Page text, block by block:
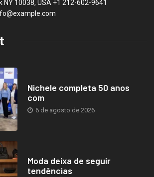
NY 10038, USA +1 212-602-9641
Nichele completa 50 anos
com
6 de agosto de 2026
Moda deixa de seguir
tendências